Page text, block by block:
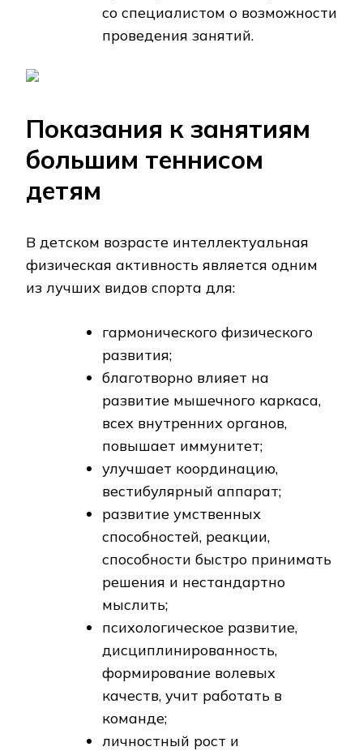
со специалистом о возможности
проведения занятий.
Показания к занятиям
большим теннисом
детям
В детском возрасте интеллектуальная
физическая активность является одним
из лучших видов спорта для:
гармонического физического
развития;
благотворно влияет на
развитие мышечного каркаса,
всех внутренних органов,
повышает иммунитет;
улучшает координацию,
вестибулярный аппарат;
развитие умственных
способностей, реакции,
способности быстро принимать
решения и нестандартно
мыслить;
психологическое развитие,
дисциплинированность,
формирование волевых
качеств, учит работать в
команде;
личностный рост и